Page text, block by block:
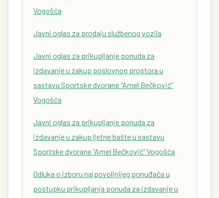
Vogošća
Javni oglas za prodaju službenog vozila
Javni oglas za prikupljanje ponuda za
izdavanje u zakup poslovnog prostora u
sastavu Sportske dvorane “Amel Bečković”
Vogošća
Javni oglas za prikupljanje ponuda za
izdavanje u zakup ljetne bašte u sastavu
Sportske dvorane “Amel Bečković” Vogošća
Odluka o izboru najpovoljnijeg ponuđača u
postupku prikupljanja ponuda za izdavanje u